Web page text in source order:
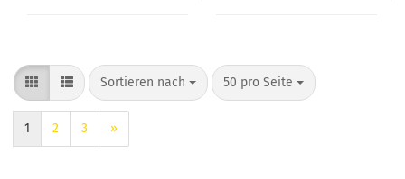
Sortieren nach 50 pro Seite
1 2 3 »